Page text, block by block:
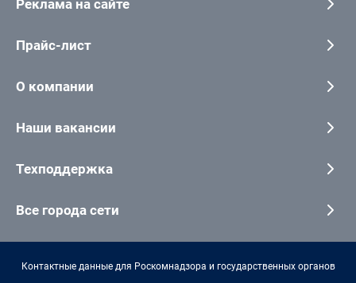
Реклама на сайте
Прайс-лист
О компании
Наши вакансии
Техподдержка
Все города сети
Контактные данные для Роскомнадзора и государственных органов